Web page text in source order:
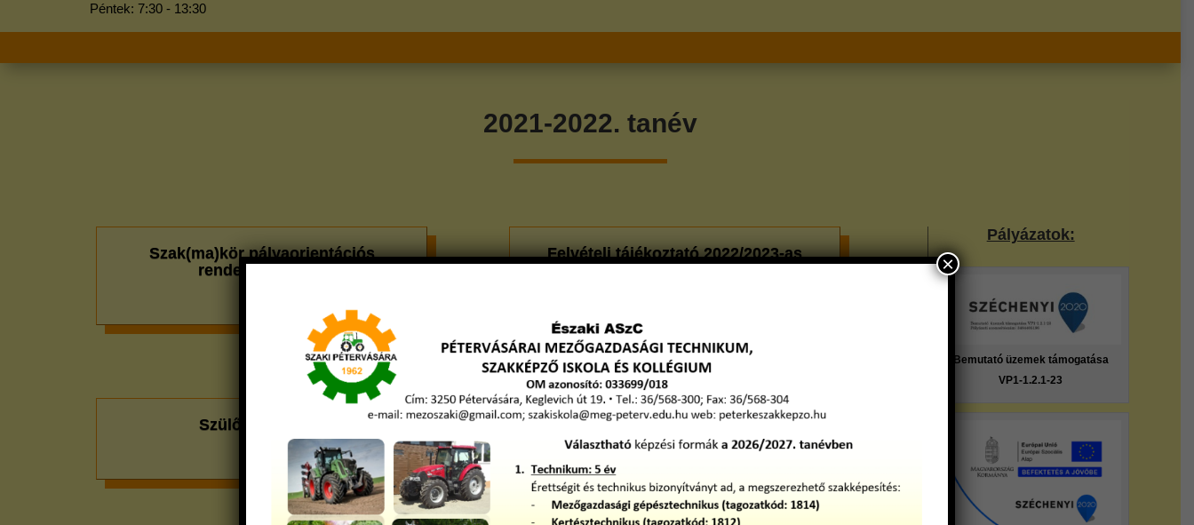
Péntek: 7:30 - 13:30
2021-2022. tanév
Szak(ma)kör pályaorientációs
rendezvény 2022
Szülői értekezlet
bővebben
Felvételi tájékoztató 2022/2023-as
Felvételi tájékoztató 2021/2022-es
tanév
Pályázatok:
Bemutató üzemek támogatása
VP1-1.2.1-23
×